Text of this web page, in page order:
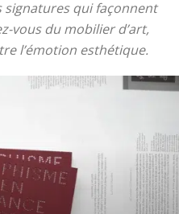
signatures qui façonnent
vous du mobilier d’art,
l’émotion esthétique.